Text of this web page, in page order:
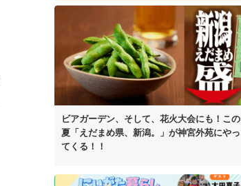
ビアガーデン、そして、花火大会にも！ この
夏「えだまめ県、新潟。」が神宮外苑にやっ
てくる！！